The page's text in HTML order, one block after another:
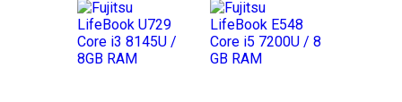
Линейка: Dell Latitude
Состояние: A
(отличное состояние)
Диагональ: 12.5
дюймов
Линейка: Dell Latitude
Состояние: A
(отличное состояние)
Диагональ: 12.5
дюймов